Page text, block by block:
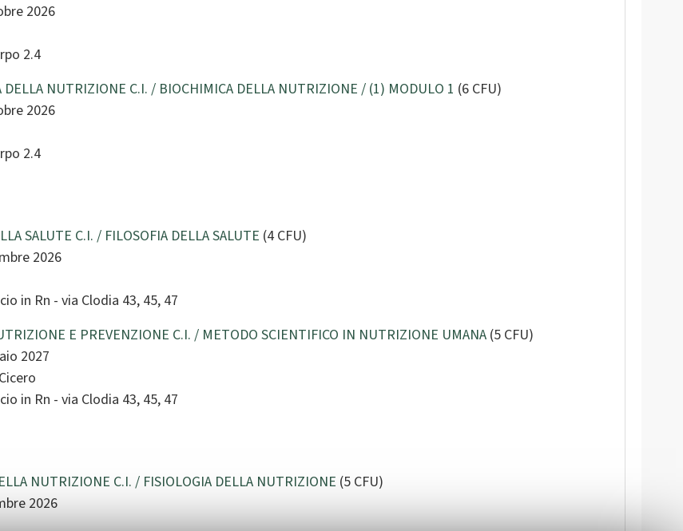
2026
2.4
DELLA NUTRIZIONE C.I. / BIOCHIMICA DELLA NUTRIZIONE / (1) MODULO 1 (6 CFU)
2026
2.4
SALUTE C.I. / FILOSOFIA DELLA SALUTE (4 CFU)
2026
in Rn - via Clodia 43, 45, 47
E PREVENZIONE C.I. / METODO SCIENTIFICO IN NUTRIZIONE UMANA(5 CFU)
2027
in Rn - via Clodia 43, 45, 47
NUTRIZIONE C.I. / FISIOLOGIA DELLA NUTRIZIONE (5 CFU)
2026